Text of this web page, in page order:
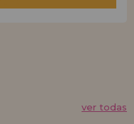
ver todas